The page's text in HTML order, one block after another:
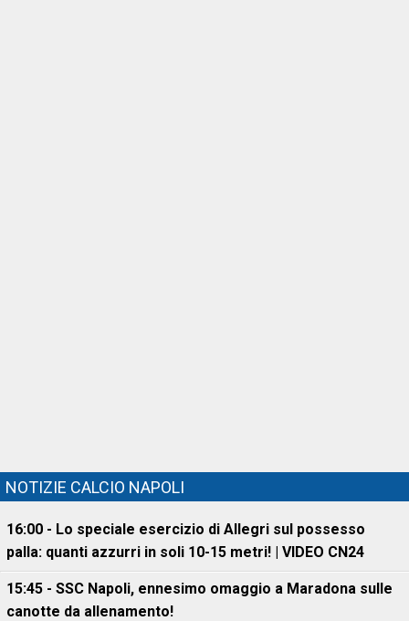
NOTIZIE CALCIO NAPOLI
16:00 - Lo speciale esercizio di Allegri sul possesso
palla: quanti azzurri in soli 10-15 metri! | VIDEO CN24
15:45 - SSC Napoli, ennesimo omaggio a Maradona sulle
canotte da allenamento!